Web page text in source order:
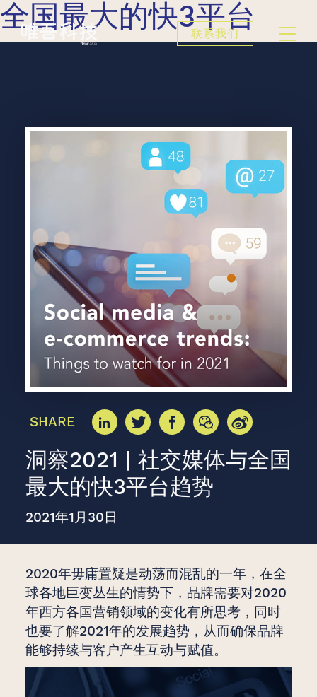
全国最大的快3平台
联系我们
SHARE
洞察2021 | 社交媒体与全国
最大的快3平台趋势
2021年1月30日
2020年毋庸置疑是动荡而混乱的一年，在全
球各地巨变丛生的情势下，品牌需要对2020
年西方各国营销领域的变化有所思考，同时
也要了解2021年的发展趋势，从而确保品牌
能够持续与客户产生互动与赋值。